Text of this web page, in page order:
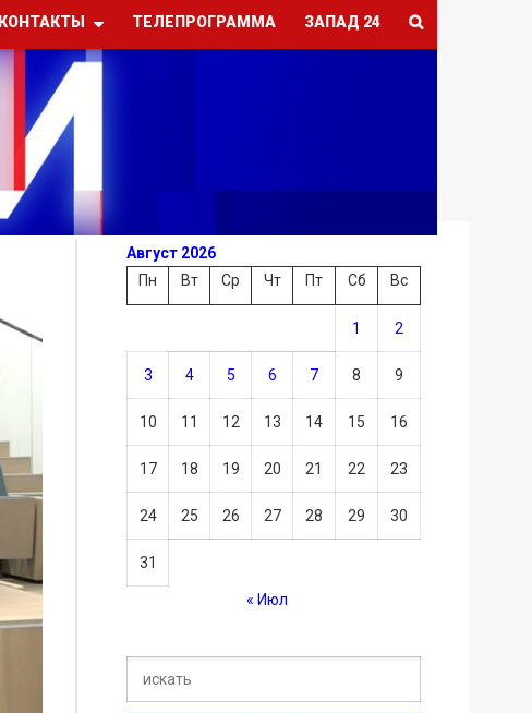
КОНТАКТЫ ТЕЛЕПРОГРАММА ЗАПАД 24
Август 2026
Пн
Вт Ср Чт Пт Сб Вс
1 2
3 4 5 6 7 8 9
10 11 12 13 14 15 16
17 18 19 20 21 22 23
24 25 26 27 28 29 30
31
« Июл